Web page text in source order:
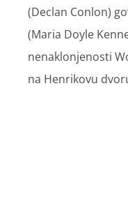
(Declan Conlon)
(Maria Doyle
nenaklonjenosti
na Henrikovu